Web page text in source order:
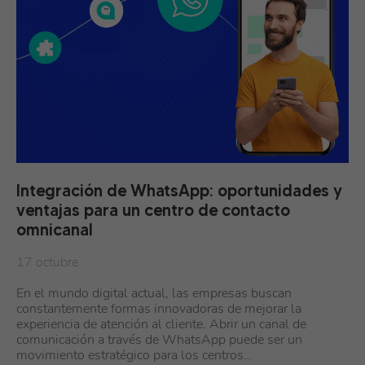
Integración de WhatsApp: oportunidades y
ventajas para un centro de contacto
omnicanal
17 octubre
En el mundo digital actual, las empresas buscan
constantemente formas innovadoras de mejorar la
experiencia de atención al cliente. Abrir un canal de
comunicación a través de WhatsApp puede ser un
movimiento estratégico para los centros…